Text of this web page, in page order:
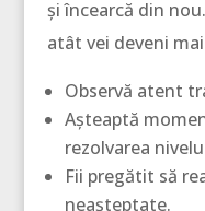
și încearcă din
atât vei deveni
Observă atent
Așteaptă
rezolvarea
Fii pregătit să
neașteptate.